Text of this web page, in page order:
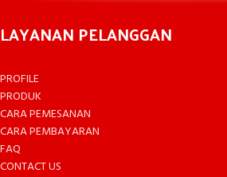
LAYANAN PELANGGAN
PROFILE
PRODUK
CARA PEMESANAN
CARA PEMBAYARAN
FAQ
CONTACT US